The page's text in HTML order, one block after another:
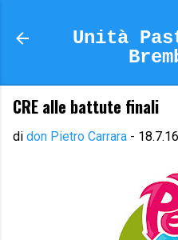
Unità
CRE alle battute finali
di don Pietro Carrara - 18.7.16